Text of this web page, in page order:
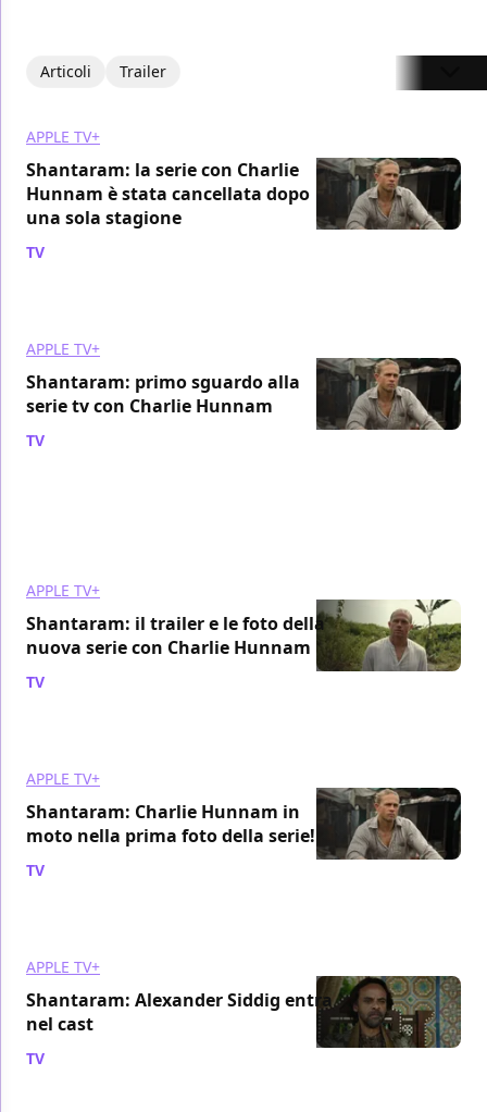
Articoli Trailer
APPLE TV+
Shantaram: la serie con Charlie
Hunnam è stata cancellata dopo
una sola stagione
TV
APPLE TV+
Shantaram: primo sguardo alla
serie tv con Charlie Hunnam
TV
APPLE TV+
Shantaram: il trailer e le foto della
nuova serie con Charlie Hunnam
TV
APPLE TV+
Shantaram: Charlie Hunnam in
moto nella prima foto della serie!
TV
APPLE TV+
Shantaram: Alexander Siddig entra
nel cast
TV